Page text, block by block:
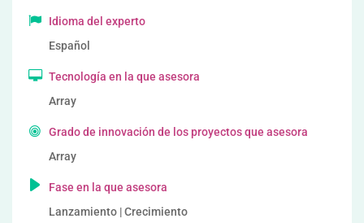
Idioma del experto
Español
Tecnología en la que asesora
Array
Grado de innovación de los proyectos que asesora
Array
Fase en la que asesora
Lanzamiento | Crecimiento